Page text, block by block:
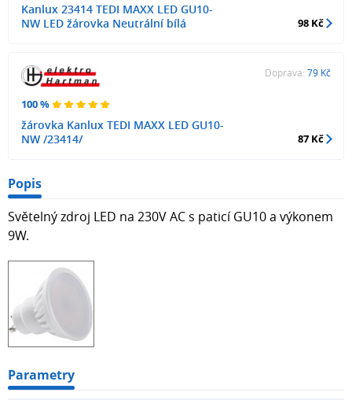
Kanlux 23414 TEDI MAXX LED GU10-
NW LED žárovka Neutrální bílá
98 Kč
100 %
žárovka Kanlux TEDI MAXX LED GU10-
NW /23414/
Doprava: 79 Kč
87 Kč
Popis
Světelný zdroj LED na 230V AC s paticí GU10 a výkonem
9W.
Parametry